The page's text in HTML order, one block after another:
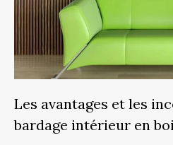
Les avantages et les
bardage intérieur en